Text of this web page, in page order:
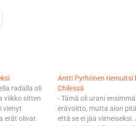
radalla oli
viikko sitten
vienyt
erät olivat
Antti Pyrhönen riemuitsi
Chilessä
- Tämä oli urani
erävoitto, mutta aion
että se ei jää